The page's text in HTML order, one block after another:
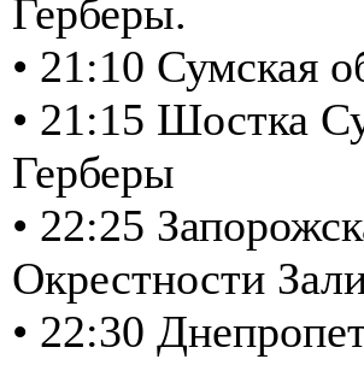
Герберы.
• 21:10 Сумская
• 21:15 Шостка
Герберы
• 22:25
Окрестности
• 22:30